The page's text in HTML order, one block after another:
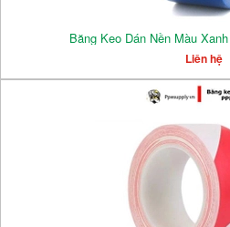
Băng Keo Dán Nền Màu
Liên hệ